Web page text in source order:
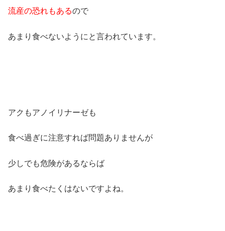
流産の恐れもあるので
あまり食べないようにと言われています。
アクもアノイリナーゼも
食べ過ぎに注意すれば問題ありませんが
少しでも危険があるならば
あまり食べたくはないですよね。